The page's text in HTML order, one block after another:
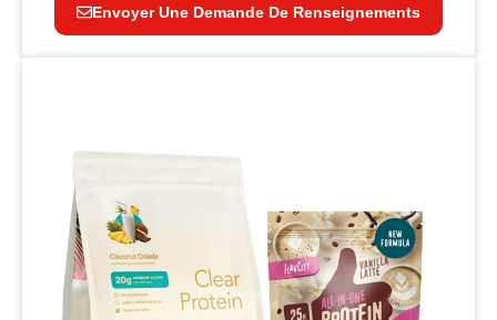
Envoyer Une Demande De Renseignements